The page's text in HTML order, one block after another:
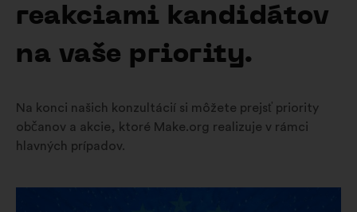
reakciami kandidátov
na vaše priority.
Na konci našich konzultácií si môžete prejsť priority
občanov a akcie, ktoré Make.org realizuje v rámci
hlavných prípadov.